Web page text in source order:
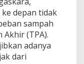
depan tidak
sampah
(TPA).
adanya
dari